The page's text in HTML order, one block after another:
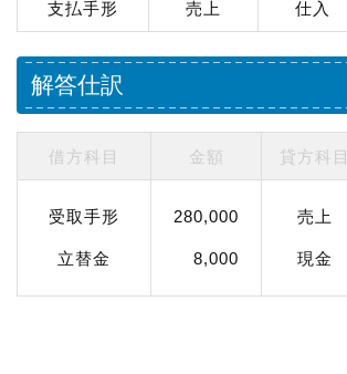
支払手形 売上 仕入
解答仕訳
借方科目 金額 貸方科目
受取手形 280,000 売上
立替金 8,000 現金